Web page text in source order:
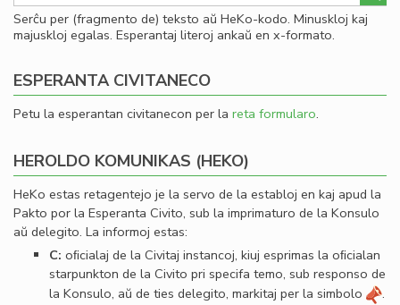
Serĉu per (fragmento de) teksto aŭ HeKo-kodo. Minuskloj kaj
majuskloj egalas. Esperantaj literoj ankaŭ en x-formato.
ESPERANTA CIVITANECO
Petu la esperantan civitanecon per la reta formularo.
HEROLDO KOMUNIKAS (HEKO)
HeKo estas retagentejo je la servo de la establoj en kaj apud la
Pakto por la Esperanta Civito, sub la imprimaturo de la Konsulo
aŭ delegito. La informoj estas:
C: oﬁcialaj de la Civitaj instancoj, kiuj esprimas la oﬁcialan
starpunkton de la Civito pri specifa temo, sub responso de
la Konsulo, aŭ de ties delegito, markitaj per la simbolo
.